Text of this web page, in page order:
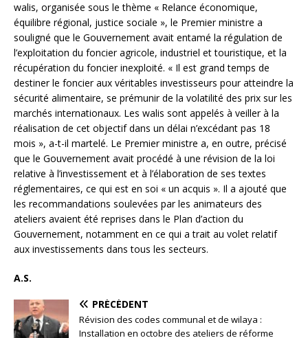
walis, organisée sous le thème « Relance économique,
équilibre régional, justice sociale », le Premier ministre a
souligné que le Gouvernement avait entamé la régulation de
l’exploitation du foncier agricole, industriel et touristique, et la
récupération du foncier inexploité. « Il est grand temps de
destiner le foncier aux véritables investisseurs pour atteindre la
sécurité alimentaire, se prémunir de la volatilité des prix sur les
marchés internationaux. Les walis sont appelés à veiller à la
réalisation de cet objectif dans un délai n’excédant pas 18
mois », a-t-il martelé. Le Premier ministre a, en outre, précisé
que le Gouvernement avait procédé à une révision de la loi
relative à l’investissement et à l’élaboration de ses textes
réglementaires, ce qui est en soi « un acquis ». Il a ajouté que
les recommandations soulevées par les animateurs des
ateliers avaient été reprises dans le Plan d’action du
Gouvernement, notamment en ce qui a trait au volet relatif
aux investissements dans tous les secteurs.
A.S.
PRÉCÉDENT
Révision des codes communal et de wilaya :
Installation en octobre des ateliers de réforme